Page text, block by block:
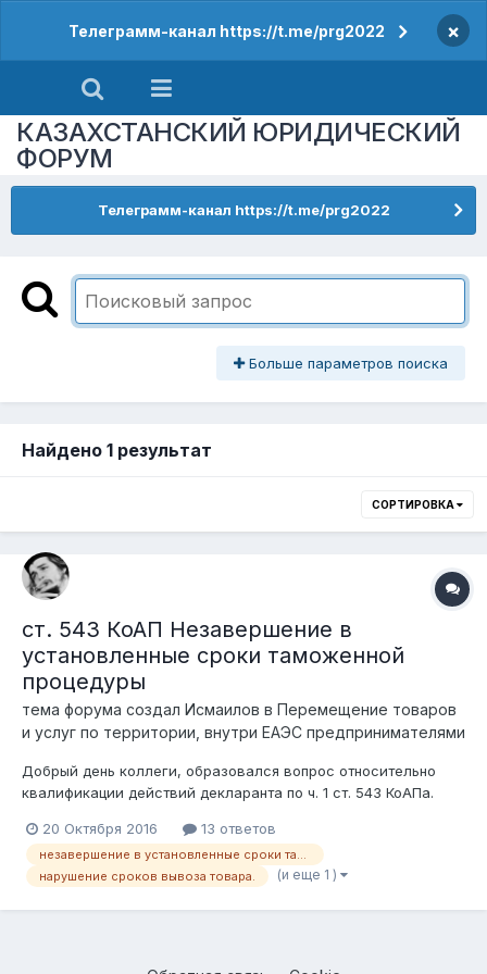
Телеграмм-канал https://t.me/prg2022 ×
КАЗАХСТАНСКИЙ ЮРИДИЧЕСКИЙ
ФОРУМ
Телеграмм-канал https://t.me/prg2022
Больше параметров поиска
Найдено 1 результат
СОРТИРОВКА
ст. 543 КоАП Незавершение в
установленные сроки таможенной
процедуры
тема форума создал Исмаилов в Перемещение товаров
и услуг по территории, внутри ЕАЭС предпринимателями
Добрый день коллеги, образовался вопрос относительно
квалификации действий декларанта по ч. 1 ст. 543 КоАПа.
таможенный склад (импорт 70) 12.07.2016 года с заявленным
сроком хранения 12.07.2019. Далее 23.09.2016 года
оформляется процедура вып...
20 Октября 2016 13 ответов
незавершение в установленные сроки таможенной процедуры адм ответственность
нарушение сроков вывоза товара.
(и еще 1 )